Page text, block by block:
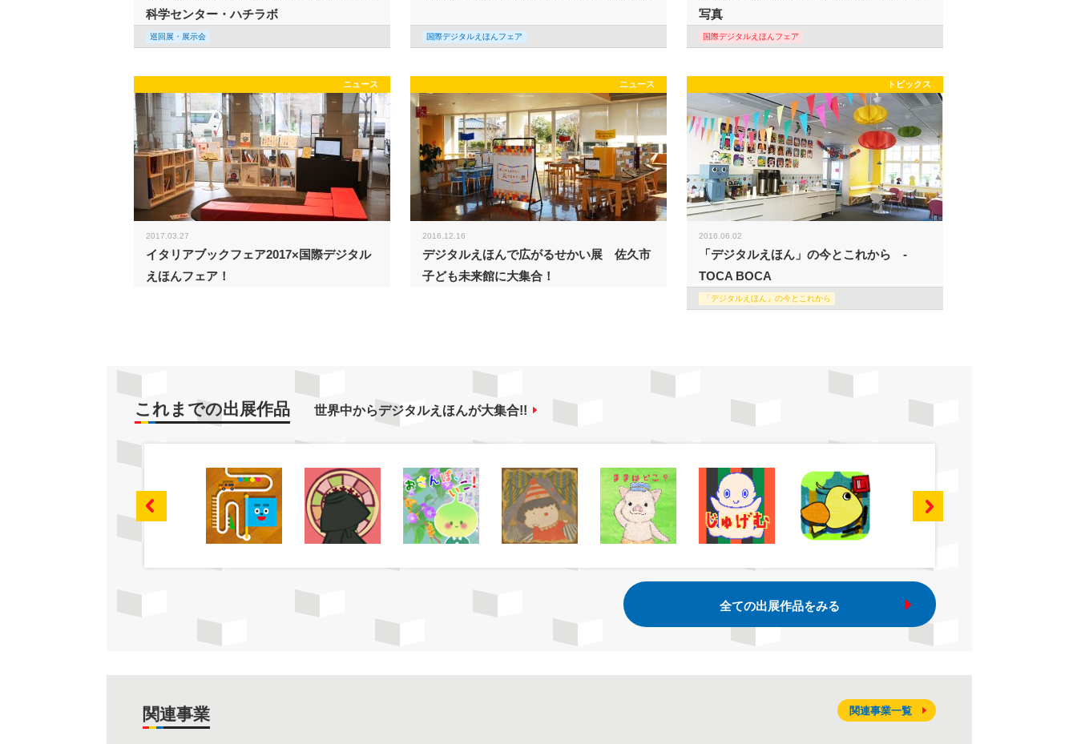
科学センター・ハチラボ
巡回展・展示会 国際デジタルえほんフェア
写真
国際デジタルえほんフェア
ニュース
2017.03.27
イタリアブックフェア2017×国際デジタル
えほんフェア！
ニュース
2016.12.16
デジタルえほんで広がるせかい展 佐久市
子ども未来館に大集合！
トピックス
2016.06.02
「デジタルえほん」の今とこれから -
TOCA BOCA
「デジタルえほん」の今とこれから
これまでの出展作品 世界中からデジタルえほんが大集合!!
全ての出展作品をみる
関連事業 関連事業一覧